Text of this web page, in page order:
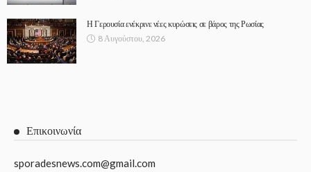
Η Γερουσία ενέκρινε νέες κυρώσεις σε βάρος της Ρωσίας
8 Αυγούστου, 2026
Επικοινωνία
sporadesnews.com@gmail.com